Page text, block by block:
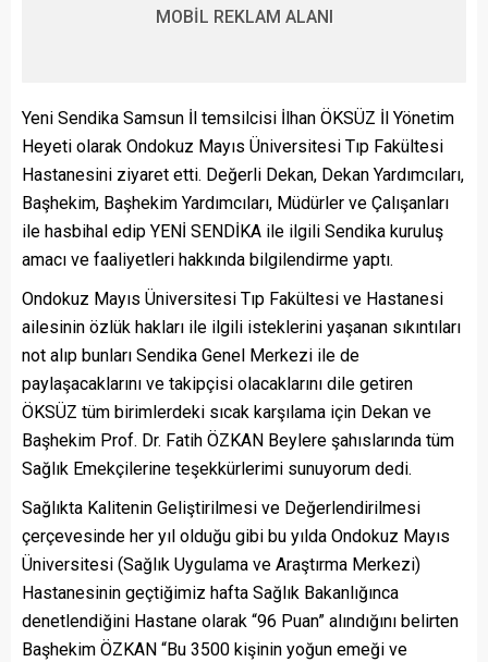
MOBİL REKLAM ALANI
Yeni Sendika Samsun İl temsilcisi İlhan ÖKSÜZ İl Yönetim
Heyeti olarak Ondokuz Mayıs Üniversitesi Tıp Fakültesi
Hastanesini ziyaret etti. Değerli Dekan, Dekan Yardımcıları,
Başhekim, Başhekim Yardımcıları, Müdürler ve Çalışanları
ile hasbihal edip YENİ SENDİKA ile ilgili Sendika kuruluş
amacı ve faaliyetleri hakkında bilgilendirme yaptı.
Ondokuz Mayıs Üniversitesi Tıp Fakültesi ve Hastanesi
ailesinin özlük hakları ile ilgili isteklerini yaşanan sıkıntıları
not alıp bunları Sendika Genel Merkezi ile de
paylaşacaklarını ve takipçisi olacaklarını dile getiren
ÖKSÜZ tüm birimlerdeki sıcak karşılama için Dekan ve
Başhekim Prof. Dr. Fatih ÖZKAN Beylere şahıslarında tüm
Sağlık Emekçilerine teşekkürlerimi sunuyorum dedi.
Sağlıkta Kalitenin Geliştirilmesi ve Değerlendirilmesi
çerçevesinde her yıl olduğu gibi bu yılda Ondokuz Mayıs
Üniversitesi (Sağlık Uygulama ve Araştırma Merkezi)
Hastanesinin geçtiğimiz hafta Sağlık Bakanlığınca
denetlendiğini Hastane olarak “96 Puan” alındığını belirten
Başhekim ÖZKAN “Bu 3500 kişinin yoğun emeği ve